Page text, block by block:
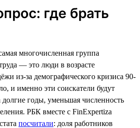
где брать
многочисленная группа
— это люди в возрасте
из-за демографического кризиса 90-
и именно эти соискатели будут
годы, уменьшая численность
РБК вместе с FinExpertiza
посчитали: доля работников